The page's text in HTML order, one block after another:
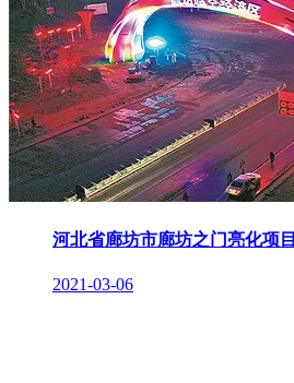
河北省廊坊市廊坊之门亮化项目
2021-03-06